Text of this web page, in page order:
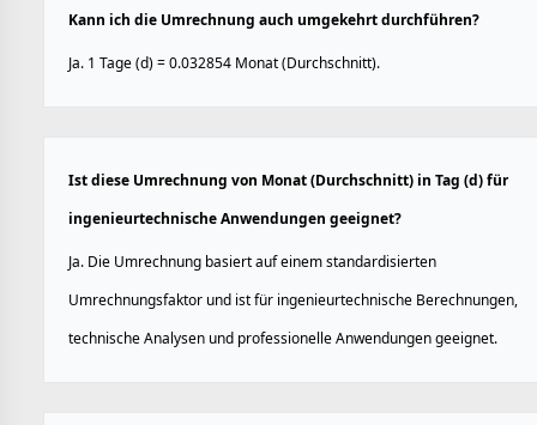
Kann ich die Umrechnung auch umgekehrt durchführen?
Ja. 1 Tage (d) = 0.032854 Monat (Durchschnitt).
Ist diese Umrechnung von Monat (Durchschnitt) in Tag (d) für
ingenieurtechnische Anwendungen geeignet?
Ja. Die Umrechnung basiert auf einem standardisierten
Umrechnungsfaktor und ist für ingenieurtechnische Berechnungen,
technische Analysen und professionelle Anwendungen geeignet.